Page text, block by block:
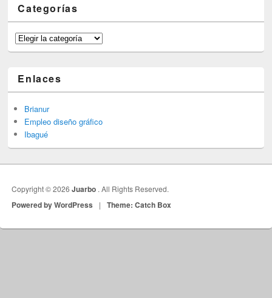
Categorías
Categorías
Enlaces
Brianur
Empleo diseño gráfico
Ibagué
Copyright © 2026Juarbo . All Rights Reserved.
Powered by WordPress | Theme: Catch Box